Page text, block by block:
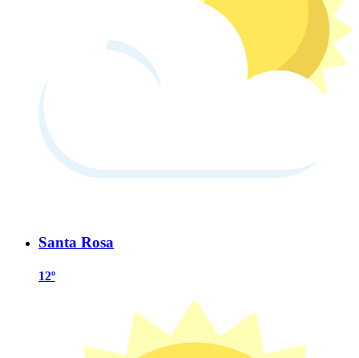
Santa Rosa
12º